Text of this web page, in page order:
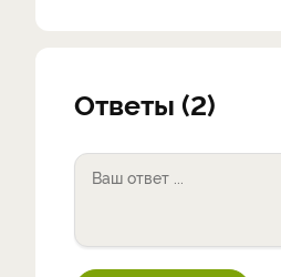
Ответы (2)